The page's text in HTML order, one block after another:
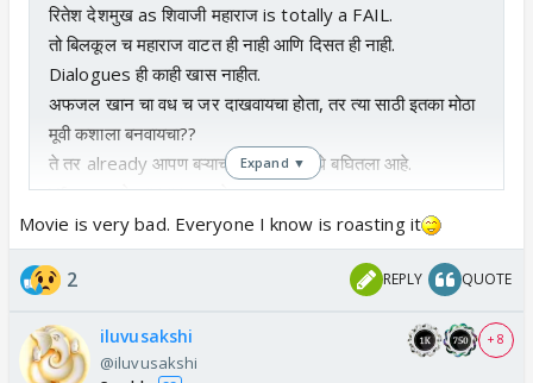
रितेश देशमुख as शिवाजी महाराज is totally a FAIL.
तो बिलकूल च महाराज वाटत ही नाही आणि दिसत ही नाही.
Dialogues ही काही खास नाहीत.
अफजल खान चा वध च जर दाखवायचा होता, तर त्या साठी इतका मोठा
मूवी कशाला बनवायचा??
ते तर already आपण बऱ्याच pictures मधे बघितला आहे.
Vfx तर इतके हास्यास्पद आहेत.
मला तरी अजिबात नाही आवडला.
Expand ▼
Movie is very bad. Everyone I know is roasting it
2 REPLY QUOTE
iluvusakshi
@iluvusakshi
+ 8